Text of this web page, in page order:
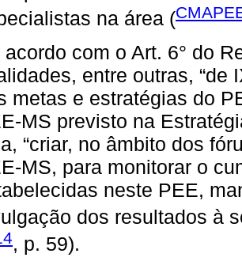
na área (
acordo com o Art. 6° do
entre outras, “de
metas e estratégias do
MS previsto na
“criar, no âmbito dos
MS, para monitorar o
neste PEE,
dos resultados à
, p. 59).